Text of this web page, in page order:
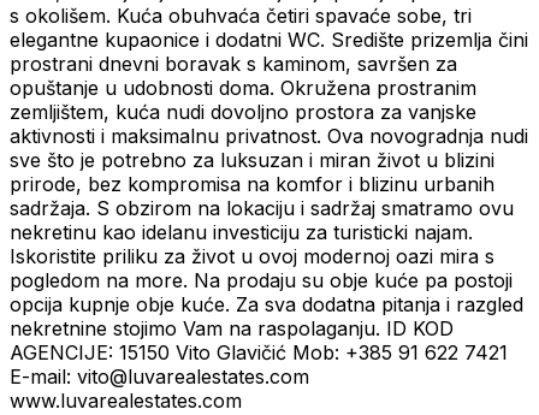
s okolišem. Kuća obuhvaća četiri spavaće sobe, tri
elegantne kupaonice i dodatni WC. Središte prizemlja čini
prostrani dnevni boravak s kaminom, savršen za
opuštanje u udobnosti doma. Okružena prostranim
zemljištem, kuća nudi dovoljno prostora za vanjske
aktivnosti i maksimalnu privatnost. Ova novogradnja nudi
sve što je potrebno za luksuzan i miran život u blizini
prirode, bez kompromisa na komfor i blizinu urbanih
sadržaja. S obzirom na lokaciju i sadržaj smatramo ovu
nekretinu kao idelanu investiciju za turisticki najam.
Iskoristite priliku za život u ovoj modernoj oazi mira s
pogledom na more. Na prodaju su obje kuće pa postoji
opcija kupnje obje kuće. Za sva dodatna pitanja i razgled
nekretnine stojimo Vam na raspolaganju. ID KOD
AGENCIJE: 15150 Vito Glavičić Mob: +385 91 622 7421
E-mail: vito@luvarealestates.com
www.luvarealestates.com